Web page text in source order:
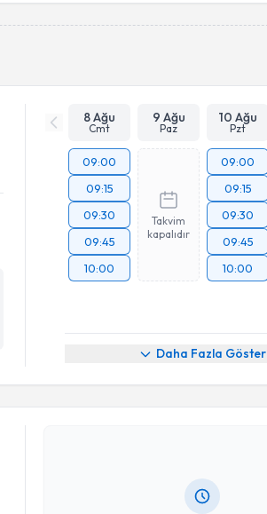
8 Ağu
Cmt
9 Ağu
Paz
10 Ağu
Pzt
09:00
09:15
09:30
09:45
10:00
Takvim
kapalıdır
09:00
09:15
09:30
09:45
10:00
Daha Fazla Göster
Randevu Takvimi Talebi
Op. Dr. Volkan Çağlayan